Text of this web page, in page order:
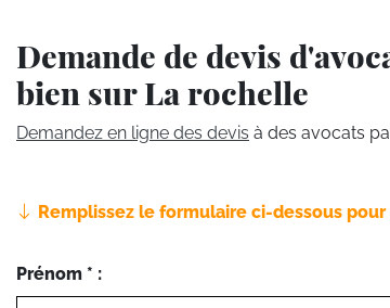
Demande de devis
bien sur La rochelle
Demandez en ligne des devis à des avocats
Remplissez le formulaire ci-dessous
Prénom * :